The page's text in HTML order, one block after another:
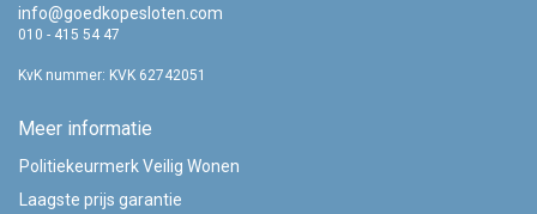
info@goedkopesloten.com
010 - 415 54 47
KvK nummer: KVK 62742051
Meer informatie
Politiekeurmerk Veilig Wonen
Laagste prijs garantie